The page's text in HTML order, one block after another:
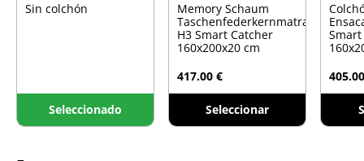
Sin colchón
Seleccionado
Memory Schaum
Taschenfederkernmatratze
H3 Smart Catcher
160x200x20 cm
417.00 €
Seleccionar